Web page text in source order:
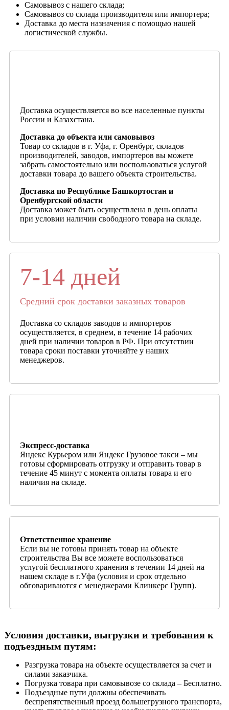
Самовывоз с нашего склада;
Самовывоз со склада производителя или импортера;
Доставка до места назначения с помощью нашей
логистической службы.
Доставка осуществляется во все населенные пункты
России и Казахстана.
Доставка до объекта или самовывоз
Товар со складов в г. Уфа, г. Оренбург, складов
производителей, заводов, импортеров вы можете
забрать самостоятельно или воспользоваться услугой
доставки товара до вашего объекта строительства.
Доставка по Республике Башкортостан и
Оренбургской области
Доставка может быть осуществлена в день оплаты
при условии наличии свободного товара на складе.
7-14 дней
Средний срок доставки заказных товаров
Доставка со складов заводов и импортеров
осуществляется, в среднем, в течение 14 рабочих
дней при наличии товаров в РФ. При отсутствии
товара сроки поставки уточняйте у наших
менеджеров.
Экспресс-доставка
Яндекс Курьером или Яндекс Грузовое такси – мы
готовы сформировать отгрузку и отправить товар в
течение 45 минут с момента оплаты товара и его
наличия на складе.
Ответственное хранение
Если вы не готовы принять товар на объекте
строительства Вы все можете воспользоваться
услугой бесплатного хранения в течении 14 дней на
нашем складе в г.Уфа (условия и срок отдельно
обговариваются с менеджерами Клинкерс Групп).
Условия доставки, выгрузки и требования к
подъездным путям:
Разгрузка товара на объекте осуществляется за счет и
силами заказчика.
Погрузка товара при самовывозе со склада – Бесплатно.
Подъездные пути должны обеспечивать
беспрепятственный проезд большегрузного транспорта,